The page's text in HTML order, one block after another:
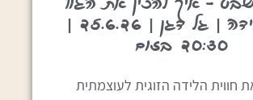
שלך ללידה | גל דגן | 25.6.26 |
20:30 בזום
חווית הלידה הזוגית לעוצמתית